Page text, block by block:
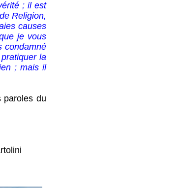
; il est
Religion,
causes
je vous
condamné
la
; mais il
paroles du